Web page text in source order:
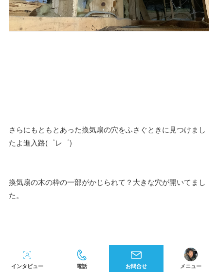
さらにもともとあった換気扇の穴をふさぐときに見つけまし
たよ進入路(゜レ゜)
換気扇の木の枠の一部がかじられて？大きな穴が開いてまし
た。
インタビュー 電話 お問合せ メニュー